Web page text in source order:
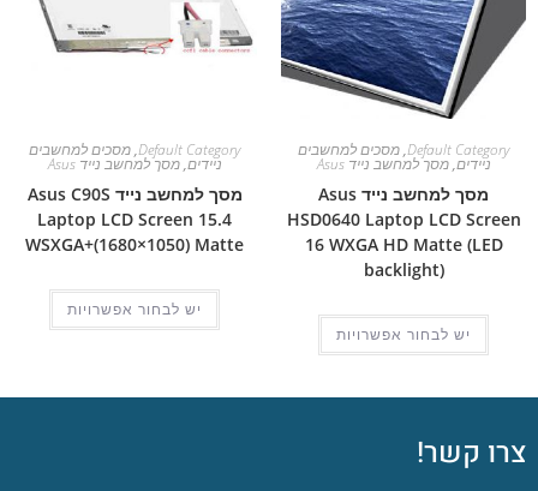
Default Category
,מסכים למחשבים
ניידים,מסך למחשב נייד Asus
מסך למחשב נייד Asus
HSD0640 Laptop LCD Screen
16 WXGA HD Matte (LED
backlight)
יש לבחור אפשרויות
Default Category
,מסכים למחשבים
ניידים,מסך למחשב נייד Asus
מסך למחשב נייד Asus C90S
Laptop LCD Screen 15.4
WSXGA+(1680×1050) Matte
יש לבחור אפשרויות
צרו קשר!